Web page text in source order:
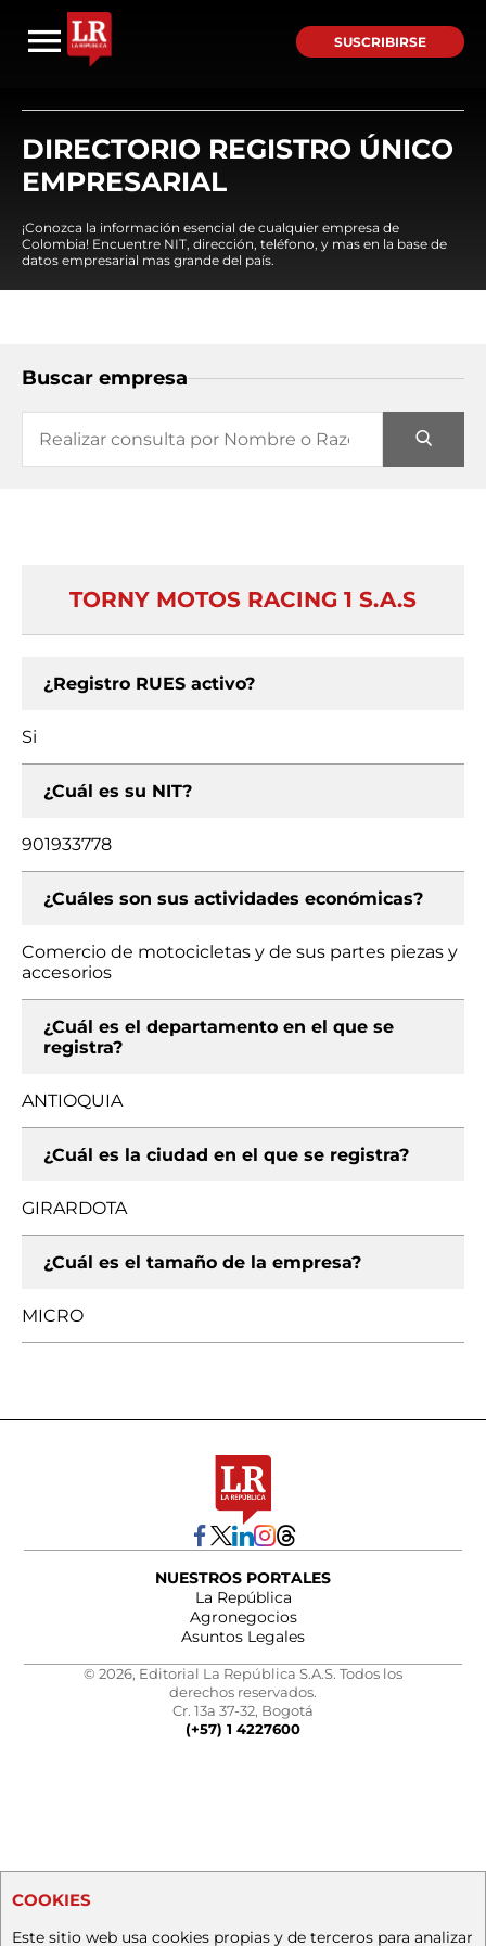
SUSCRIBIRSE
DIRECTORIO REGISTRO ÚNICO
EMPRESARIAL
¡Conozca la información esencial de cualquier empresa de
Colombia! Encuentre NIT, dirección, teléfono, y mas en la base de
datos empresarial mas grande del país.
Buscar empresa
TORNY MOTOS RACING 1 S.A.S
¿Registro RUES activo?
Si
¿Cuál es su NIT?
901933778
¿Cuáles son sus actividades económicas?
Comercio de motocicletas y de sus partes piezas y
accesorios
¿Cuál es el departamento en el que se
registra?
ANTIOQUIA
¿Cuál es la ciudad en el que se registra?
GIRARDOTA
¿Cuál es el tamaño de la empresa?
MICRO
NUESTROS PORTALES
La República
Agronegocios
Asuntos Legales
© 2026, Editorial La República S.A.S. Todos los
derechos reservados.
Cr. 13a 37-32, Bogotá
(+57) 1 4227600
COOKIES
Este sitio web usa cookies propias y de terceros para analizar